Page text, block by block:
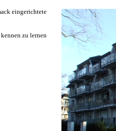
eingerichtete
zu lernen